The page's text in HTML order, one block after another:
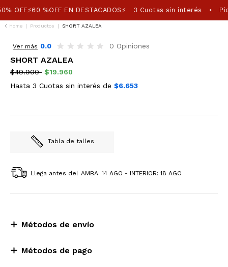
OFF⚡60 %OFF EN DESTACADOS⚡ 3 Cuotas sin interés •
Home | Productos | SHORT AZALEA
Ver más 0.0 0 Opiniones
SHORT AZALEA
$49.900 $19.960
Hasta 3 Cuotas sin interés de $6.653
Tabla de talles
Llega antes del AMBA: 14 AGO - INTERIOR: 18 AGO
Métodos de envío
Métodos de pago